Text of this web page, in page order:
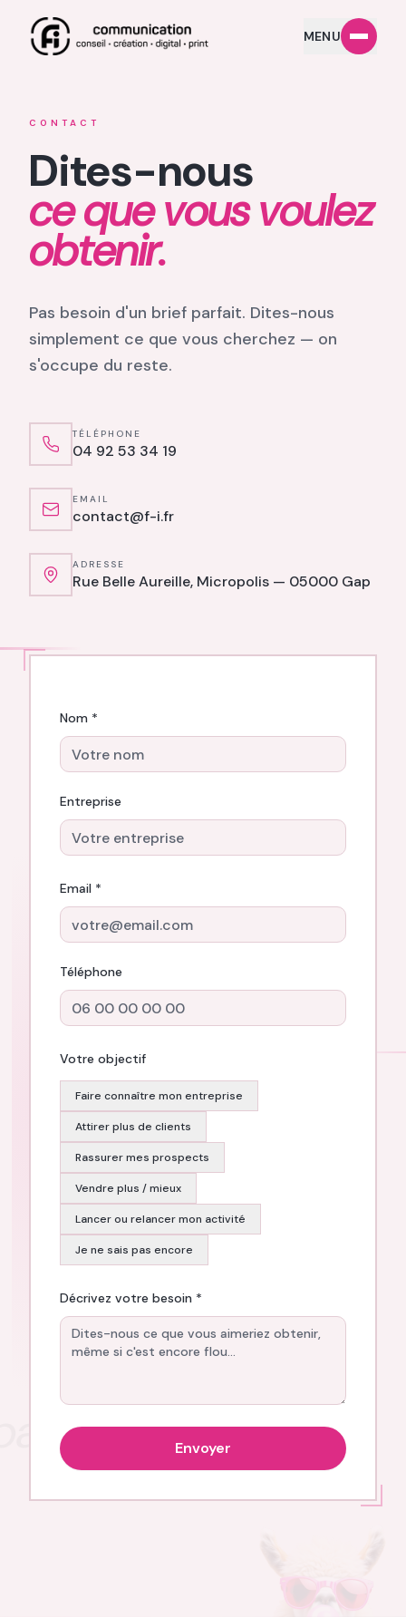
MENU
CONTACT
Dites-nous
ce que vous voulez
obtenir.
Pas besoin d'un brief parfait. Dites-nous
simplement ce que vous cherchez — on
s'occupe du reste.
TÉLÉPHONE
04 92 53 34 19
EMAIL
contact@f-i.fr
ADRESSE
Rue Belle Aureille, Micropolis — 05000 Gap
Nom *
Entreprise
Email *
Téléphone
Votre objectif
Faire connaître mon entreprise
Attirer plus de clients
Rassurer mes prospects
Vendre plus / mieux
Lancer ou relancer mon activité
Je ne sais pas encore
Décrivez votre besoin *
Envoyer